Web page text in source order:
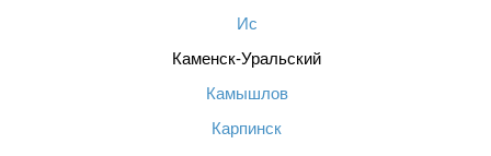
Ис
Каменск-Уральский
Камышлов
Карпинск